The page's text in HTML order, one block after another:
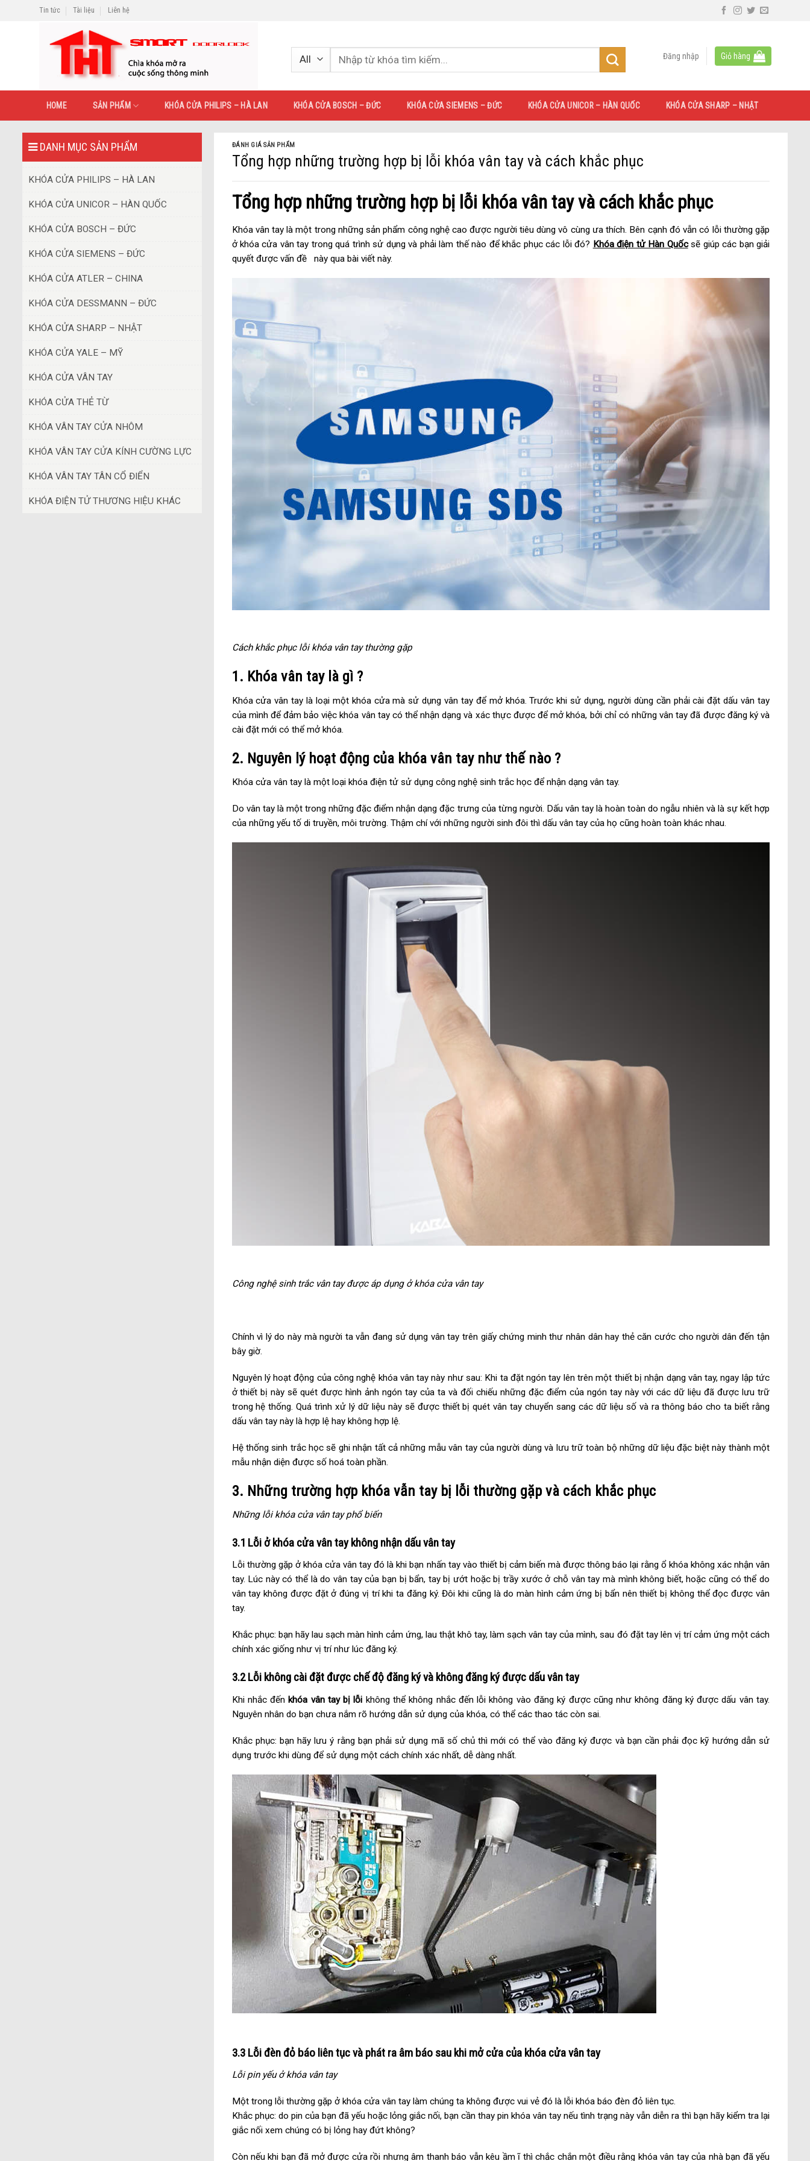
Tin tức Tài liệu Liên hệ
Đăng nhập Giỏ hàng
HOME SẢN PHẨM KHÓA CỬA PHILIPS – HÀ LAN KHÓA CỬA BOSCH – ĐỨC KHÓA CỬA SIEMENS – ĐỨC KHÓA CỬA UNICOR – HÀN QUỐC KHÓA CỬA SHARP – NHẬT
DANH MỤC SẢN PHẨM
KHÓA CỬA PHILIPS – HÀ LAN
KHÓA CỬA UNICOR – HÀN QUỐC
KHÓA CỬA BOSCH – ĐỨC
KHÓA CỬA SIEMENS – ĐỨC
KHÓA CỬA ATLER – CHINA
KHÓA CỬA DESSMANN – ĐỨC
KHÓA CỬA SHARP – NHẬT
KHÓA CỬA YALE – MỸ
KHÓA CỬA VÂN TAY
KHÓA CỬA THẺ TỪ
KHÓA VÂN TAY CỬA NHÔM
KHÓA VÂN TAY CỬA KÍNH CƯỜNG LỰC
KHÓA VÂN TAY TÂN CỔ ĐIỂN
KHÓA ĐIỆN TỬ THƯƠNG HIỆU KHÁC
ĐÁNH GIÁ SẢN PHẨM
Tổng hợp những trường hợp bị lỗi khóa vân tay và cách khắc phục
Tổng hợp những trường hợp bị lỗi khóa vân tay và cách khắc phục
Khóa vân tay là một trong những sản phẩm công nghệ cao được người tiêu dùng vô cùng ưa thích. Bên cạnh đó vẫn có lỗi thường gặp
ở khóa cửa vân tay trong quá trình sử dụng và phải làm thế nào để khắc phục các lỗi đó? Khóa điện tử Hàn Quốcsẽ giúp các bạn giải
quyết được vấn đề
này qua bài viết này.
Cách khắc phục lỗi khóa vân tay thường gặp
1. Khóa vân tay là gì ?
Khóa cửa vân tay là loại một khóa cửa mà sử dụng vân tay để mở khóa. Trước khi sử dụng, người dùng cần phải cài đặt dấu vân tay
của mình để đảm bảo việc khóa vân tay có thể nhận dạng và xác thực được để mở khóa, bởi chỉ có những vân tay đã được đăng ký và
cài đặt mới có thể mở khóa.
2. Nguyên lý hoạt động của khóa vân tay như thế nào ?
Khóa cửa vân tay là một loại khóa điện tử sử dụng công nghệ sinh trắc học để nhận dạng vân tay.
Do vân tay là một trong những đặc điểm nhận dạng đặc trưng của từng người. Dấu vân tay là hoàn toàn do ngẫu nhiên và là sự kết hợp
của những yếu tố di truyền, môi trường. Thậm chí với những người sinh đôi thì dấu vân tay của họ cũng hoàn toàn khác nhau.
Công nghệ sinh trắc vân tay được áp dụng ở khóa cửa vân tay
Chính vì lý do này mà người ta vẫn đang sử dụng vân tay trên giấy chứng minh thư nhân dân hay thẻ căn cước cho người dân đến tận
bây giờ.
Nguyên lý hoạt động của công nghệ khóa vân tay này như sau: Khi ta đặt ngón tay lên trên một thiết bị nhận dạng vân tay, ngay lập tức
ở thiết bị này sẽ quét được hình ảnh ngón tay của ta và đối chiếu những đặc điểm của ngón tay này với các dữ liệu đã được lưu trữ
trong hệ thống. Quá trình xử lý dữ liệu này sẽ được thiết bị quét vân tay chuyển sang các dữ liệu số và ra thông báo cho ta biết rằng
dấu vân tay này là hợp lệ hay không hợp lệ.
Hệ thống sinh trắc học sẽ ghi nhận tất cả những mẫu vân tay của người dùng và lưu trữ toàn bộ những dữ liệu đặc biệt này thành một
mẫu nhận diện được số hoá toàn phần.
3. Những trường hợp khóa vẫn tay bị lỗi thường gặp và cách khắc phục
Những lỗi khóa cửa vân tay phổ biến
3.1 Lỗi ở khóa cửa vân tay không nhận dấu vân tay
Lỗi thường gặp ở khóa cửa vân tay đó là khi bạn nhấn tay vào thiết bị cảm biến mà được thông báo lại rằng ổ khóa không xác nhận vân
tay. Lúc này có thể là do vân tay của bạn bị bẩn, tay bị ướt hoặc bị trầy xước ở chỗ vân tay mà mình không biết, hoặc cũng có thể do
vân tay không được đặt ở đúng vị trí khi ta đăng ký. Đôi khi cũng là do màn hình cảm ứng bị bẩn nên thiết bị không thể đọc được vân
tay.
Khắc phục: bạn hãy lau sạch màn hình cảm ứng, lau thật khô tay, làm sạch vân tay của mình, sau đó đặt tay lên vị trí cảm ứng một cách
chính xác giống như vị trí như lúc đăng ký.
3.2 Lỗi không cài đặt được chế độ đăng ký và không đăng ký được dấu vân tay
Khi nhắc đếnkhóa vân tay bị lỗi không thể không nhắc đến lỗi không vào đăng ký được cũng như không đăng ký được dấu vân tay.
Nguyên nhân do bạn chưa nắm rõ hướng dẫn sử dụng của khóa, có thể các thao tác còn sai.
Khắc phục: bạn hãy lưu ý rằng bạn phải sử dụng mã số chủ thì mới có thể vào đăng ký được và bạn cần phải đọc kỹ hướng dẫn sử
dụng trước khi dùng để sử dụng một cách chính xác nhất, dễ dàng nhất.
3.3 Lỗi đèn đỏ báo liên tục và phát ra âm báo sau khi mở cửa của khóa cửa vân tay
Lỗi pin yếu ở khóa vân tay
Một trong lỗi thường gặp ở khóa cửa vân tay làm chúng ta không được vui vẻ đó là lỗi khóa báo đèn đỏ liên tục.
Khắc phục: do pin của bạn đã yếu hoặc lỏng giắc nối, bạn cần thay pin khóa vân tay nếu tình trạng này vẫn diễn ra thì bạn hãy kiểm tra lại
giắc nối xem chúng có bị lỏng hay đứt không?
Còn nếu khi bạn đã mở được cửa rồi nhưng âm thanh báo vẫn kêu ầm ĩ thì chắc chắn một điều rằng khóa vân tay của nhà bạn đã yếu